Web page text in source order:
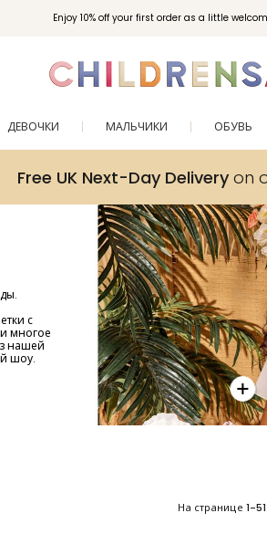
Enjoy 10% off your first order as a little
ДЕВОЧКИ МАЛЬЧИКИ ОБУВЬ
Free UK Next-Day Deliveryon
с
многое
нашей
шоу.
На странице 1-51